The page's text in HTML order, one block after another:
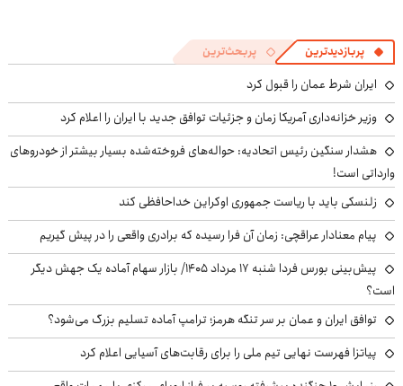
پربازدیدترین پربحث‌ترین
ایران شرط عمان را قبول کرد
وزیر خزانه‌داری آمریکا زمان و جزئیات توافق جدید با ایران را اعلام کرد
هشدار سنگین رئیس اتحادیه: حواله‌های فروخته‌شده بسیار بیشتر از خودروهای
وارداتی است!
زلنسکی باید با ریاست جمهوری اوکراین خداحافظی کند
پیام معنادار عراقچی: زمان آن فرا رسیده که برادری واقعی را در پیش گیریم
پیش‌بینی بورس فردا شنبه ۱۷ مرداد ۱۴۰۵/ بازار سهام آماده یک جهش دیگر
است؟
توافق ایران و عمان بر سر تنگه هرمز؛ ترامپ آماده تسلیم بزرگ می‌شود؟
پیاتزا فهرست نهایی تیم ملی را برای رقابت‌های آسیایی اعلام کرد